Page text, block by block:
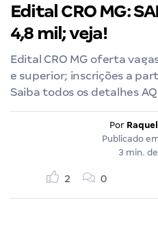
Edital CRO MG:
4,8 mil; veja!
Edital CRO MG oferta
e superior; inscrições a
Saiba todos os detalhes
Por
Publicado
3 min.
2 0